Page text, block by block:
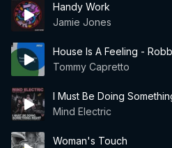
Handy Work
Jamie Jones
House Is A Feeling -
Tommy Capretto
I Must Be Doing
Mind Electric
Woman's Touch